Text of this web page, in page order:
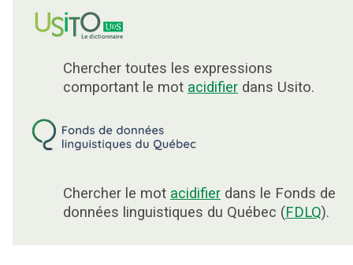
Chercher toutes les expressions
comportant le mot acidifier dans Usito.
Chercher le mot acidifier dans le Fonds de
données linguistiques du Québec (FDLQ).